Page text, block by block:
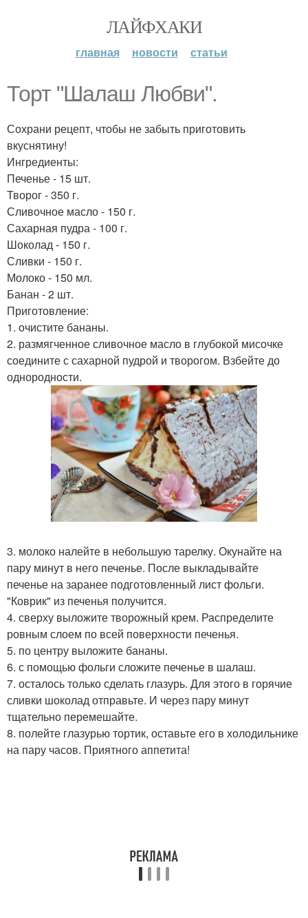
ЛАЙФХАКИ
главная новости статьи
Торт "Шалаш Любви".
Сохрани рецепт, чтобы не забыть приготовить
вкуснятину!
Ингредиенты:
Печенье - 15 шт.
Творог - 350 г.
Сливочное масло - 150 г.
Сахарная пудра - 100 г.
Шоколад - 150 г.
Сливки - 150 г.
Молоко - 150 мл.
Банан - 2 шт.
Приготовление:
1. очистите бананы.
2. размягченное сливочное масло в глубокой мисочке
соедините с сахарной пудрой и творогом. Взбейте до
однородности.
3. молоко налейте в небольшую тарелку. Окунайте на
пару минут в него печенье. После выкладывайте
печенье на заранее подготовленный лист фольги.
"Коврик" из печенья получится.
4. сверху выложите творожный крем. Распределите
ровным слоем по всей поверхности печенья.
5. по центру выложите бананы.
6. с помощью фольги сложите печенье в шалаш.
7. осталось только сделать глазурь. Для этого в горячие
сливки шоколад отправьте. И через пару минут
тщательно перемешайте.
8. полейте глазурью тортик, оставьте его в холодильнике
на пару часов. Приятного аппетита!